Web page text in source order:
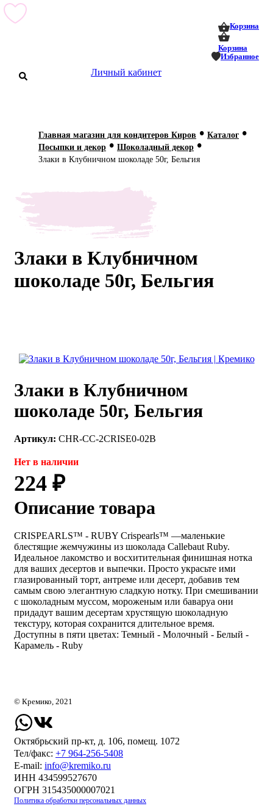
Корзина
Корзина
Избранное
Личный кабинет
О нас
звонок
106
256-54-
Главная магазин для кондитеров Киров • Каталог •
Посыпки и декор • Шоколадный декор •
Злаки в Клубничном шоколаде 50г, Бельгия
Злаки в Клубничном
шоколаде 50г, Бельгия
Злаки в Клубничном
шоколаде 50г, Бельгия
Артикул: CHR-CC-2CRISE0-02B
Нет в наличии
224 ₽
Описание товара
CRISPEARLS™ - RUBY Crispearls™ —маленькие
блестящие жемчужины из шоколада Callebaut Ruby.
Идеальное лакомство и восхитительная финишная нотка
для ваших десертов и выпечки. Просто украсьте ими
глазированный торт, антреме или десерт, добавив тем
самым свою элегантную сладкую нотку. При смешивании
с шоколадным муссом, мороженым или баваруа они
придадут вашим десертам хрустящую шоколадную
текстуру, которая сохранится длительное время.
Доступны в пяти цветах: Темный - Молочный - Белый -
Карамель - Ruby
© Кремико, 2021
Октябрьский пр-кт, д. 106, помещ. 1072
Тел/факс: +7 964-256-5408
Е-mail: info@kremiko.ru
ИНН 434599527670
ОГРН 315435000007021
Политика обработки персональных данных